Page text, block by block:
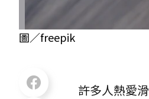
圖／freepik
許多人熱愛滑